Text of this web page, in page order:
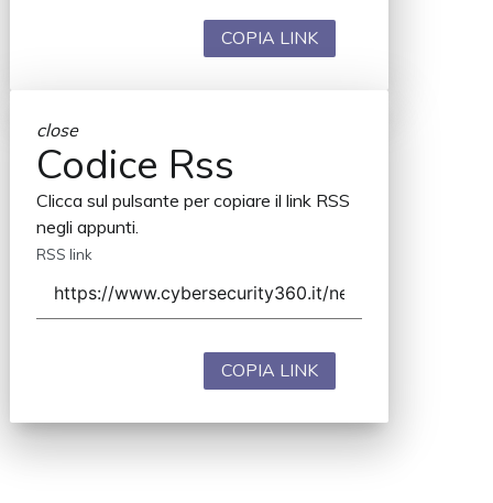
COPIA LINK
close
Codice Rss
Clicca sul pulsante per copiare il link RSS
negli appunti.
RSS link
COPIA LINK